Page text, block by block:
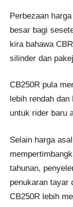
Perbezaan
besar bagi
kira bahawa
silinder dan
CB250R pula
lebih rendah
untuk rider baru
Selain harga
tahunan,
penukaran tayar
CB250R lebih